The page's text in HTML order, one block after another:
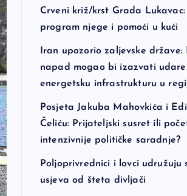
Crveni križ/krst Grada
program njege i pomoći u kući
Iran upozorio zaljevske
napad mogao bi izazvati
energetsku infrastrukturu u
Posjeta Jakuba Mahovkića i
Čeliću: Prijateljski susret ili
intenzivnije političke saradnje?
Poljoprivrednici i lovci udružuju
usjeva od šteta divljači